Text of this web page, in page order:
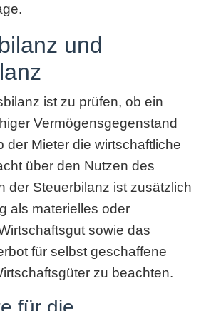
und
ist zu prüfen, ob ein
Vermögensgegenstand
der Mieter die wirtschaftliche
über den Nutzen des
der Steuerbilanz ist zusätzlich
als materielles oder
sowie das
für selbst geschaffene
zu beachten.